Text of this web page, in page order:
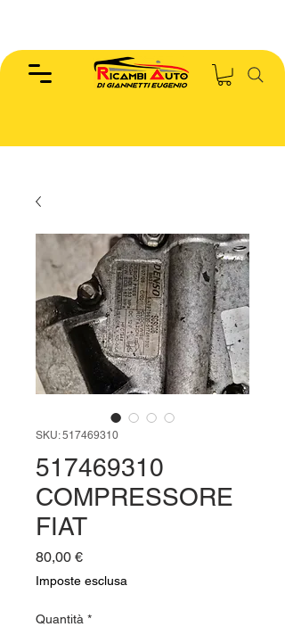
SKU: 517469310
517469310
COMPRESSORE
FIAT
80,00 €Prezzo
Imposte esclusa
Quantità *